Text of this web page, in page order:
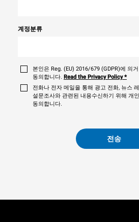
계정분류
본인은 Reg. (EU) 2016/679 (GDPR)에 의
동의합니다. Read the Privacy Policy*
전화나 전자 메일을 통해 광고 전화, 뉴스
설문조사와 관련된 내용수신하기 위해 개
동의합니다.
전송